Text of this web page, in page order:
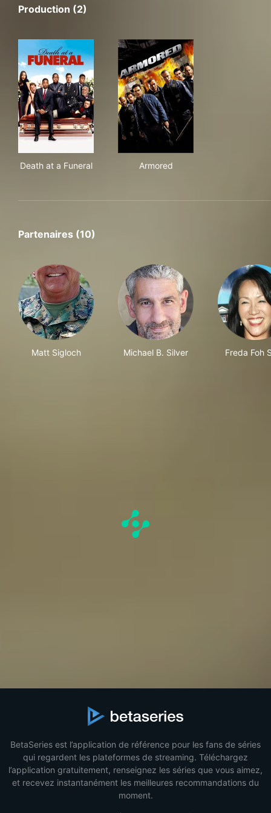
Production (2)
Death at a Funeral Armored
Partenaires (10)
Matt Sigloch Michael B. Silver Freda Foh
BetaSeries est l’application de référence pour les fans de séries
qui regardent les plateformes de streaming. Téléchargez
l’application gratuitement, renseignez les séries que vous aimez,
et recevez instantanément les meilleures recommandations du
moment.